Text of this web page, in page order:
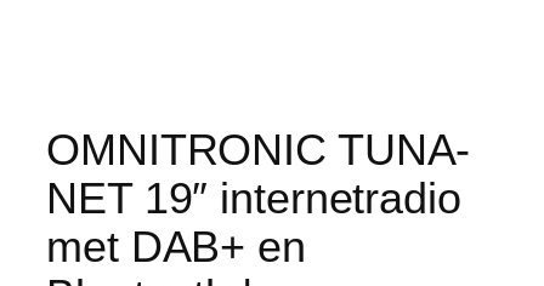
OMNITRONIC TUNA-
NET 19″ internetradio
met DAB+ en